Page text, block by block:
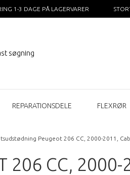
1-3 DAGE PÅ LAGERVARER
REPARATIONSDELE FLEXRØR
Peugeot 206 CC, 2000-2011,
206 CC,